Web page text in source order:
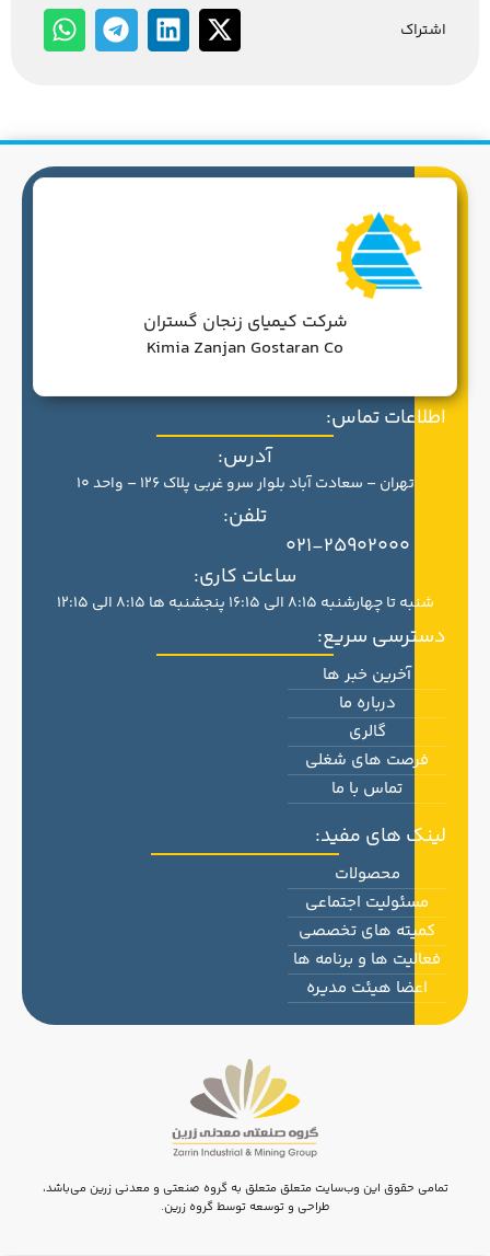
اشتراک
اطلاعات تماس:
آدرس:
تهران – سعادت آباد بلوار سرو غربی پلاک 126 – واحد 10
تلفن:
021-25902000
ساعات کاری:
شنبه تا چهارشنبه 8:15 الی 16:15 پنجشنبه ها 8:15 الی 12:15
دسترسی سریع:
آخرین خبر ها
درباره ما
گالری
فرصت های شغلی
تماس با ما
لینک های مفید:
محصولات
مسئولیت اجتماعی
کمیته های تخصصی
فعالیت ها و برنامه ها
اعضا هیئت مدیره
شرکت کیمیای زنجان گستران
Kimia Zanjan Gostaran Co
تمامی حقوق این وب‌سایت متعلق متعلق به گروه صنعتی و معدنی زرین می‌باشد،
طراحی و توسعه توسط گروه زرین.